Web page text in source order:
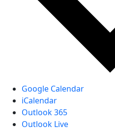
Google Calendar
iCalendar
Outlook 365
Outlook Live